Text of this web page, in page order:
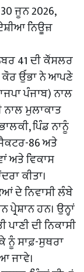
ਜੂਨ 2026,
ਨਿਊਜ਼
41 ਦੀ ਕੌਂਸਲਰ
ਕੌਰ ਉੱਭਾ ਨੇ ਆਪਣੇ
ਪੰਜਾਬ) ਨਾਲ
ਮੁਲਾਕਾਤ
ਪਿੰਡ ਨਾਨੂੰ
86 ਅਤੇ
ਅਤੇ ਵਿਕਾਸ
ਕੀਤਾ।
ਦੇ ਨਿਵਾਸੀ ਲੰਬੇ
ਹਨ। ਉਨ੍ਹਾਂ
ਦੀ ਨਿਕਾਸੀ
ਨੂੰ ਸਾਫ਼-ਸੁਥਰਾ
ਜਾਵੇ।